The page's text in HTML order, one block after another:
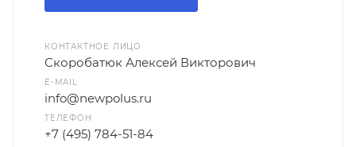
КОНТАКТНОЕ ЛИЦО
Скоробатюк Алексей Викторович
E-MAIL
info@newpolus.ru
ТЕЛЕФОН
+7 (495) 784-51-84